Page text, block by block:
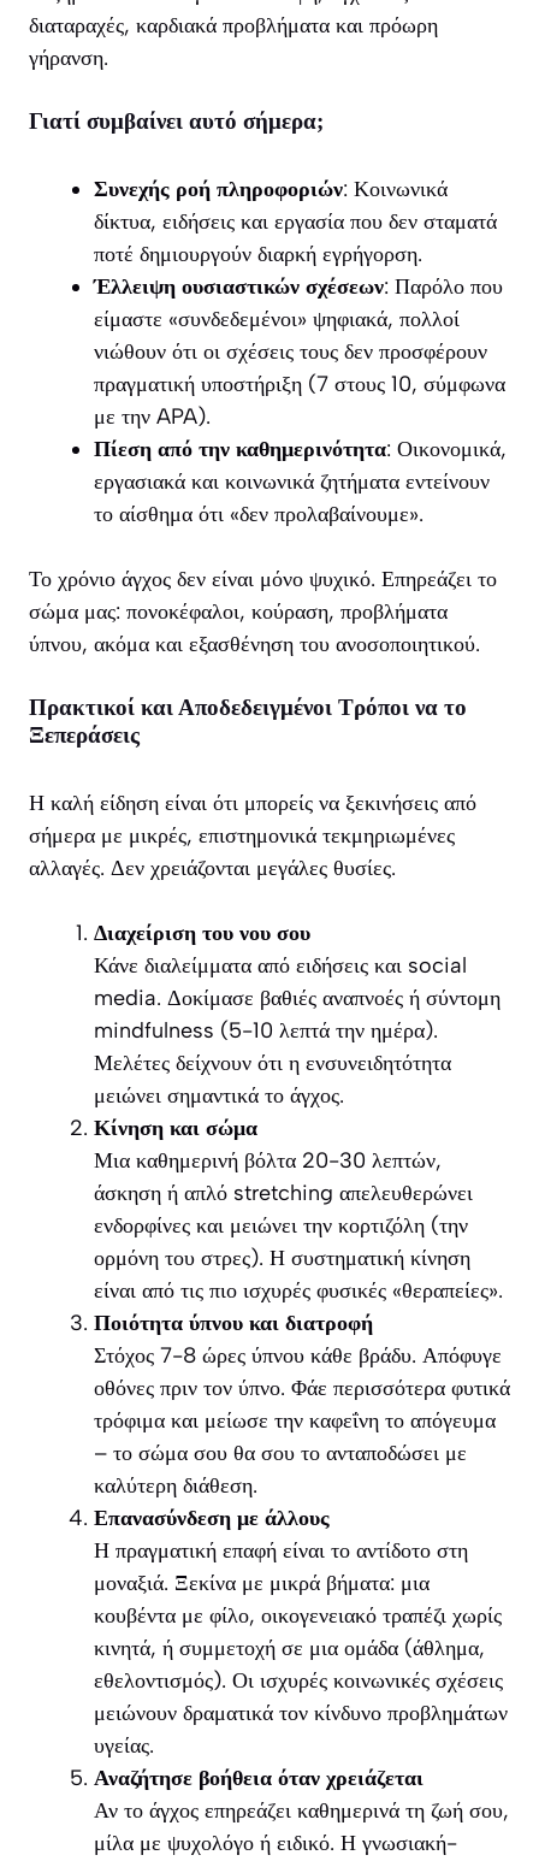
διαταραχές, καρδιακά προβλήματα και πρόωρη
γήρανση.
Γιατί συμβαίνει αυτό σήμερα;
Συνεχής ροή πληροφοριών: Κοινωνικά
δίκτυα, ειδήσεις και εργασία που δεν σταματά
ποτέ δημιουργούν διαρκή εγρήγορση.
Έλλειψη ουσιαστικών σχέσεων: Παρόλο που
είμαστε «συνδεδεμένοι» ψηφιακά, πολλοί
νιώθουν ότι οι σχέσεις τους δεν προσφέρουν
πραγματική υποστήριξη (7 στους 10, σύμφωνα
με την APA).
Πίεση από την καθημερινότητα: Οικονομικά,
εργασιακά και κοινωνικά ζητήματα εντείνουν
το αίσθημα ότι «δεν προλαβαίνουμε».
Το χρόνιο άγχος δεν είναι μόνο ψυχικό. Επηρεάζει το
σώμα μας: πονοκέφαλοι, κούραση, προβλήματα
ύπνου, ακόμα και εξασθένηση του ανοσοποιητικού.
Πρακτικοί και Αποδεδειγμένοι Τρόποι να το
Ξεπεράσεις
Η καλή είδηση είναι ότι μπορείς να ξεκινήσεις από
σήμερα με μικρές, επιστημονικά τεκμηριωμένες
αλλαγές. Δεν χρειάζονται μεγάλες θυσίες.
Διαχείριση του νου σου
Κάνε διαλείμματα από ειδήσεις και social
media. Δοκίμασε βαθιές αναπνοές ή σύντομη
mindfulness (5-10 λεπτά την ημέρα).
Μελέτες δείχνουν ότι η ενσυνειδητότητα
μειώνει σημαντικά το άγχος.
Κίνηση και σώμα
Μια καθημερινή βόλτα 20-30 λεπτών,
άσκηση ή απλό stretching απελευθερώνει
ενδορφίνες και μειώνει την κορτιζόλη (την
ορμόνη του στρες). Η συστηματική κίνηση
είναι από τις πιο ισχυρές φυσικές «θεραπείες».
Ποιότητα ύπνου και διατροφή
Στόχος 7-8 ώρες ύπνου κάθε βράδυ. Απόφυγε
οθόνες πριν τον ύπνο. Φάε περισσότερα φυτικά
τρόφιμα και μείωσε την καφεΐνη το απόγευμα
– το σώμα σου θα σου το ανταποδώσει με
καλύτερη διάθεση.
Επανασύνδεση με άλλους
Η πραγματική επαφή είναι το αντίδοτο στη
μοναξιά. Ξεκίνα με μικρά βήματα: μια
κουβέντα με φίλο, οικογενειακό τραπέζι χωρίς
κινητά, ή συμμετοχή σε μια ομάδα (άθλημα,
εθελοντισμός). Οι ισχυρές κοινωνικές σχέσεις
μειώνουν δραματικά τον κίνδυνο προβλημάτων
υγείας.
Αναζήτησε βοήθεια όταν χρειάζεται
Αν το άγχος επηρεάζει καθημερινά τη ζωή σου,
μίλα με ψυχολόγο ή ειδικό. Η γνωσιακή-